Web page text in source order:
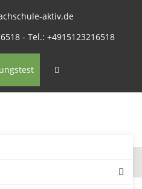
aktiv.de
- Tel.: +4915123216518